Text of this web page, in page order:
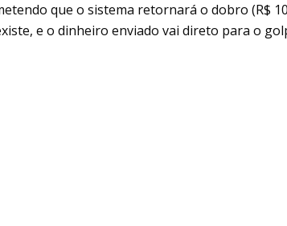
que o sistema retornará o dobro (R$
e o dinheiro enviado vai direto para o